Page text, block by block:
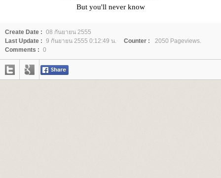
But you'll never know
Create Date : 08 กันยายน 2555
Last Update : 9 กันยายน 2555 0:12:49 น. Counter :
2050 Pageviews.
Comments : 0